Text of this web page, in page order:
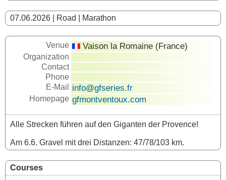
07.06.2026 | Road | Marathon
Venue Vaison la Romaine (France)
Organization
Contact
Phone
E-Mail
info@gfseries.fr
Homepage gfmontventoux.com
Alle Strecken führen auf den Giganten der Provence!
Am 6.6. Gravel mit drei Distanzen: 47/78/103 km.
Courses